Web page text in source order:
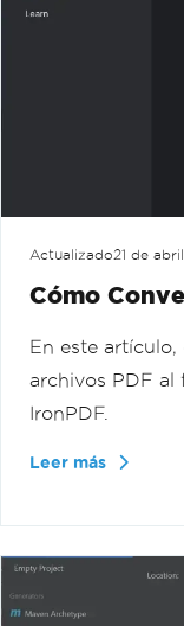
Actualizado21 de
Cómo
En este
archivos PDF al
IronPDF.
Leer más